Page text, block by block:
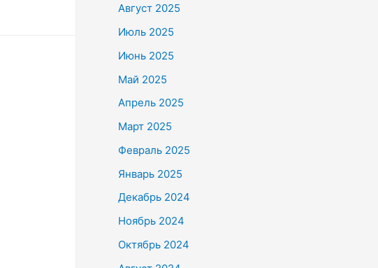
Август 2025
Июль 2025
Июнь 2025
Май 2025
Апрель 2025
Март 2025
Февраль 2025
Январь 2025
Декабрь 2024
Ноябрь 2024
Октябрь 2024